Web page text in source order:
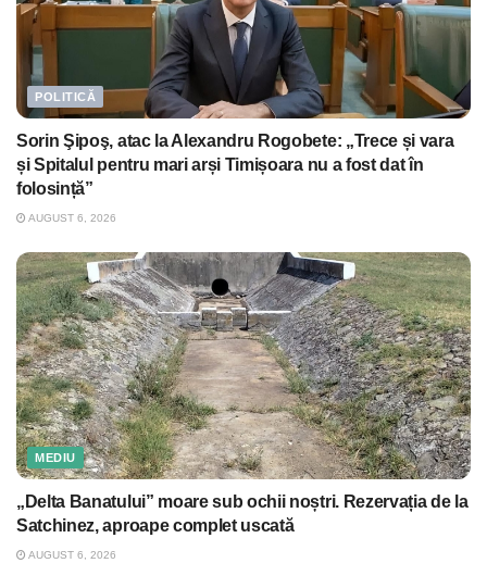
POLITICĂ
Sorin Şipoş, atac la Alexandru Rogobete: „Trece și vara
și Spitalul pentru mari arși Timișoara nu a fost dat în
folosință”
AUGUST 6, 2026
MEDIU
„Delta Banatului” moare sub ochii noștri. Rezervația de la
Satchinez, aproape complet uscată
AUGUST 6, 2026